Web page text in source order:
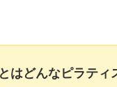
はどんなピラティ